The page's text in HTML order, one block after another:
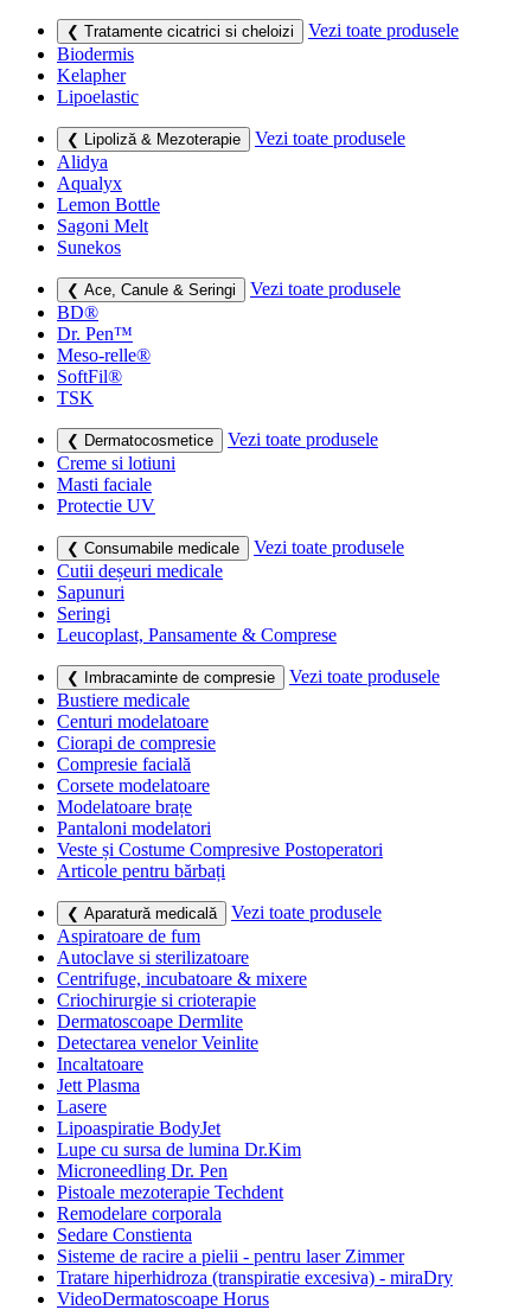
❮ Tratamente cicatrici si cheloizi
Vezi toate produsele
Biodermis
Kelapher
Lipoelastic
❮ Lipoliză & Mezoterapie
Vezi toate produsele
Alidya
Aqualyx
Lemon Bottle
Sagoni Melt
Sunekos
❮ Ace, Canule & Seringi
Vezi toate produsele
BD®
Dr. Pen™
Meso-relle®
SoftFil®
TSK
❮ Dermatocosmetice
Vezi toate produsele
Creme si lotiuni
Masti faciale
Protectie UV
❮ Consumabile medicale
Vezi toate produsele
Cutii deșeuri medicale
Sapunuri
Seringi
Leucoplast, Pansamente & Comprese
❮ Imbracaminte de compresie
Vezi toate produsele
Bustiere medicale
Centuri modelatoare
Ciorapi de compresie
Compresie facială
Corsete modelatoare
Modelatoare brațe
Pantaloni modelatori
Veste și Costume Compresive Postoperatori
Articole pentru bărbați
❮ Aparatură medicală
Vezi toate produsele
Aspiratoare de fum
Autoclave si sterilizatoare
Centrifuge, incubatoare & mixere
Criochirurgie si crioterapie
Dermatoscoape Dermlite
Detectarea venelor Veinlite
Incaltatoare
Jett Plasma
Lasere
Lipoaspiratie BodyJet
Lupe cu sursa de lumina Dr.Kim
Microneedling Dr. Pen
Pistoale mezoterapie Techdent
Remodelare corporala
Sedare Constienta
Sisteme de racire a pielii - pentru laser Zimmer
Tratare hiperhidroza (transpiratie excesiva) - miraDry
VideoDermatoscoape Horus